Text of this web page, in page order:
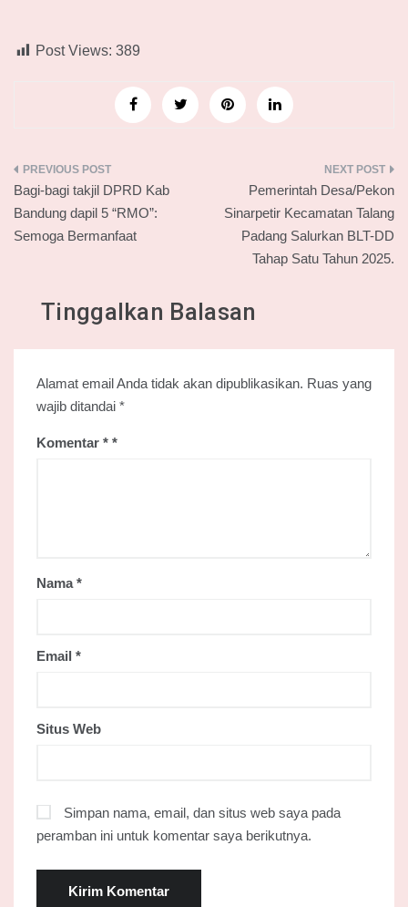
Post Views: 389
Navigasi
pos
Bagi-bagi takjil DPRD Kab
Bandung dapil 5 “RMO”:
Semoga Bermanfaat
Pemerintah Desa/Pekon
Sinarpetir Kecamatan Talang
Padang Salurkan BLT-DD
Tahap Satu Tahun 2025.
Tinggalkan Balasan
Alamat email Anda tidak akan dipublikasikan. Ruas yang
wajib ditandai *
Komentar *
Nama*
Email *
Situs Web
Simpan nama, email, dan situs web saya pada
peramban ini untuk komentar saya berikutnya.